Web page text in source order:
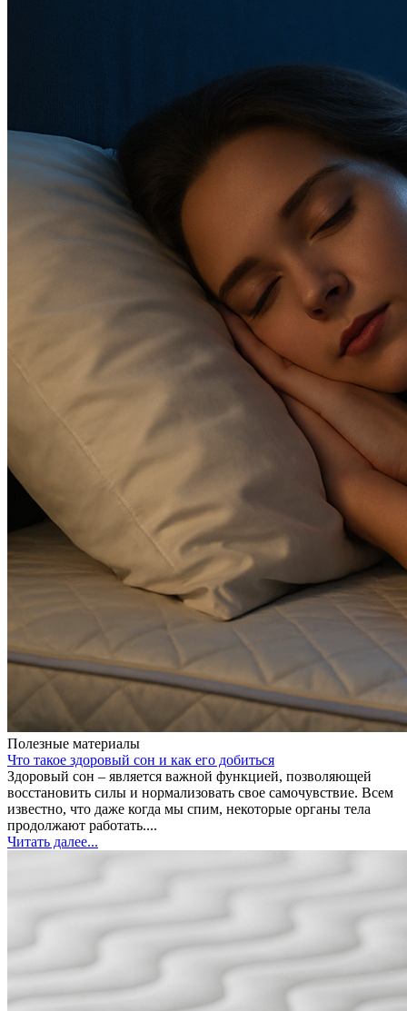
Полезные материалы
Что такое здоровый сон и как его добиться
Здоровый сон – является важной функцией, позволяющей
восстановить силы и нормализовать свое самочувствие. Всем
известно, что даже когда мы спим, некоторые органы тела
продолжают работать....
Читать далее...